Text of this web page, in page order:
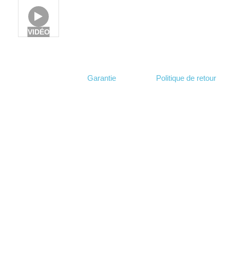
Garantie Politique de retour
VIDÉO